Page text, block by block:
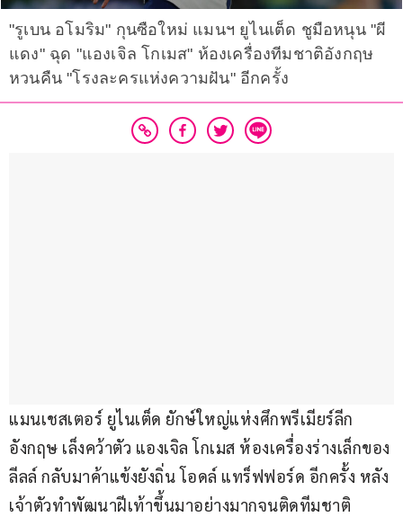
"รูเบน อโมริม" กุนซือใหม่ แมนฯ ยูไนเต็ด ชูมือหนุน "ผี
แดง" ฉุด "แองเจิล โกเมส" ห้องเครื่องทีมชาติอังกฤษ
หวนคืน "โรงละครแห่งความฝัน" อีกครั้ง
แมนเชสเตอร์ ยูไนเต็ด ยักษ์ใหญ่แห่งศึกพรีเมียร์ลีก
อังกฤษ เล็งคว้าตัว แองเจิล โกเมส ห้องเครื่องร่างเล็กของ
ลีลล์ กลับมาค้าแข้งยังถิ่น โอดล์ แทร็ฟฟอร์ด อีกครั้ง หลัง
เจ้าตัวทำพัฒนาฝีเท้าขึ้นมาอย่างมากจนติดทีมชาติ